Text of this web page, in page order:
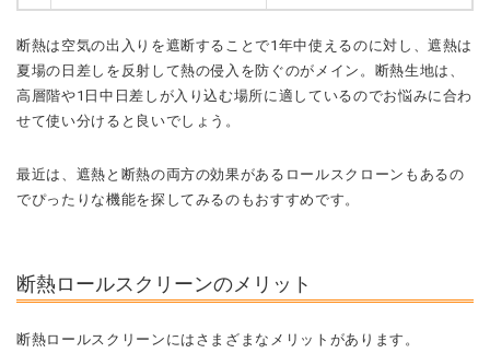
断熱は空気の出入りを遮断することで1年中使えるのに対し、遮熱は
夏場の日差しを反射して熱の侵入を防ぐのがメイン。断熱生地は、
高層階や1日中日差しが入り込む場所に適しているのでお悩みに合わ
せて使い分けると良いでしょう。
最近は、遮熱と断熱の両方の効果があるロールスクローンもあるの
でぴったりな機能を探してみるのもおすすめです。
断熱ロールスクリーンのメリット
断熱ロールスクリーンにはさまざまなメリットがあります。